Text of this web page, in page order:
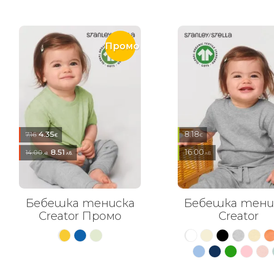
Промо
7.16 4.35€
14.00лв. 8.51 лв.
Бебешка тениска
Creator Промо
8.18€
16.00лв.
Бебешка
Creator